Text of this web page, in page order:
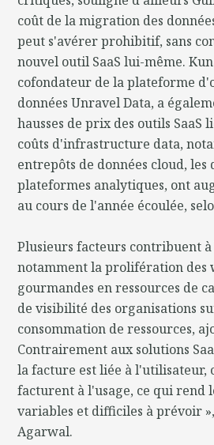
coût de la migration des
peut s'avérer prohibitif, sans
nouvel outil SaaS lui-même.
cofondateur de la plateforme
données Unravel Data, a
hausses de prix des outils SaaS
coûts d'infrastructure data,
entrepôts de données cloud, les
plateformes analytiques, ont
au cours de l'année écoulée,
Plusieurs facteurs contribuent à
notamment la prolifération des
gourmandes en ressources de
de visibilité des organisations
consommation de ressources,
Contrairement aux solutions
la facture est liée à l'utilisateur,
facturent à l'usage, ce qui rend
variables et difficiles à prévoir
Agarwal.